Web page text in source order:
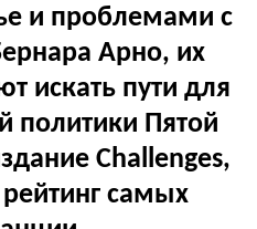
и проблемами с
Арно, их
искать пути для
политики Пятой
Challenges,
самых